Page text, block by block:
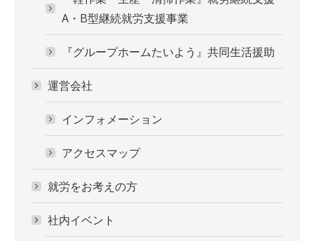
A・B型継続就労支援事業
『グループホームたいよう』共同生活援助
運営会社
インフォメーション
アクセスマップ
就労をお考えの方
社内イベント